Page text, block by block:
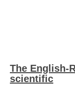
The English-
scientific